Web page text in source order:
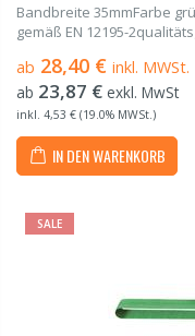
Bandbreite 35mmFarbe
gemäß EN 12195-
Länge Bestehend aus
ab 28,40 € inkl. MWSt.
ab 23,87 € exkl. MwSt
inkl. 4,53 € (19.0% MWSt.)
IN DEN WARENKORB
SALE